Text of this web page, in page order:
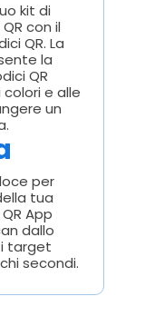
kit di
con il
QR. La
la
QR
e alle
un
per
tua
App
dallo
target
secondi.